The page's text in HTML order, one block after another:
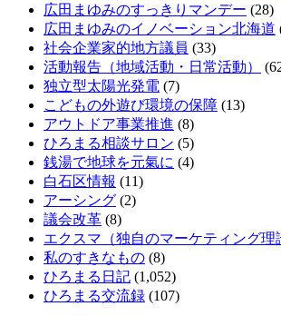
広田まゆみのすっきりマンデー (28)
広田まゆみのイノベーション北海道
社会企業家的地方議員 (33)
活動報告（地域活動・日常活動）
独立型太陽光発電 (7)
こどもの外遊び環境の保障 (13)
アウトドア事業推進 (8)
ひろまる相談サロン (5)
銭湯で地球を元氣に (4)
白石区情報 (11)
アーシング (2)
議会改革 (8)
エクスマ（独自のマーケティング理
私のすきなもの (8)
ひろまる日記 (1,052)
ひろまる交流録 (107)